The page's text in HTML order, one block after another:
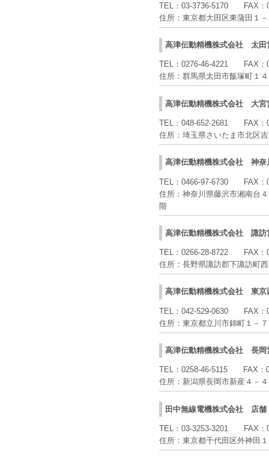
TEL： 03-3736-5170 FAX：
住所： 東京都大田区東蒲田１
高津伝動精機株式会社 太田
TEL： 0276-46-4221 FAX：
住所： 群馬県太田市飯塚町１
高津伝動精機株式会社 大宮
TEL： 048-652-2681 FAX：
住所： 埼玉県さいたま市北区
高津伝動精機株式会社 神奈
TEL： 0466-97-6730 FAX：
住所： 神奈川県藤沢市湘南台
階
高津伝動精機株式会社 諏訪
TEL： 0266-28-8722 FAX：
住所： 長野県諏訪郡下諏訪町
高津伝動精機株式会社 東京
TEL： 042-529-0630 FAX：
住所： 東京都立川市錦町１－
高津伝動精機株式会社 長岡
TEL： 0258-46-5115 FAX：
住所： 新潟県長岡市新産４－
田中無線電機株式会社 店舗
TEL： 03-3253-3201 FAX：
住所： 東京都千代田区外神田